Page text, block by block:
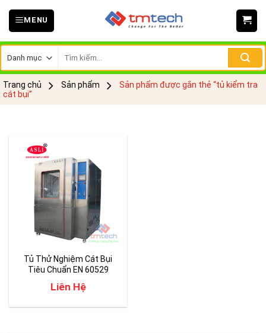
Skip
MENU
kiếm:
Trang chủ Sản phẩm
Sản phẩm được gắn thẻ “tủ kiểm tra
cát bụi”
Tủ Thử Nghiệm Cát Bụi
Tiêu Chuẩn EN 60529
Liên Hệ